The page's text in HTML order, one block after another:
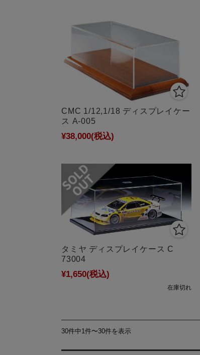
CMC 1/12,1/18 ディスプレイケー
ス A-005
¥38,000(税込)
タミヤ ディスプレイケース C
73004
¥1,650(税込)
在庫切れ
30件中1件〜30件を表示